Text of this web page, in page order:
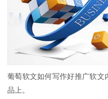
葡萄软文如何写作好推广软文
品上。